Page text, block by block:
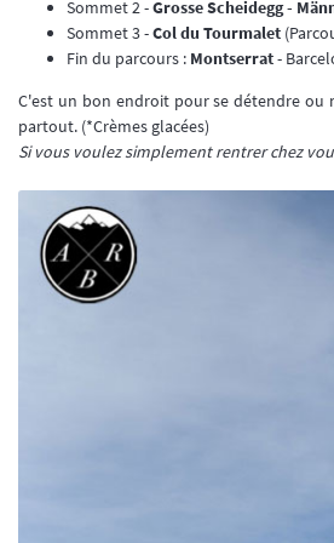
Sommet 2 -Grosse Scheidegg -
Sommet 3 -Col du Tourmalet
Fin du parcours : Montserrat-
C'est un bon endroit pour se détendre ou
partout. (*Crèmes glacées)
Si vous voulez simplement rentrer chez